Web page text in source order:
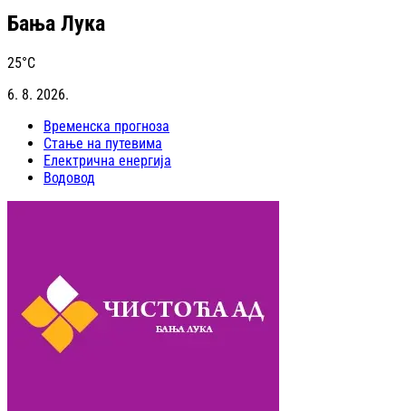
Бања Лука
25°C
6. 8. 2026.
Временска прогноза
Стање на путевима
Електрична енергија
Водовод